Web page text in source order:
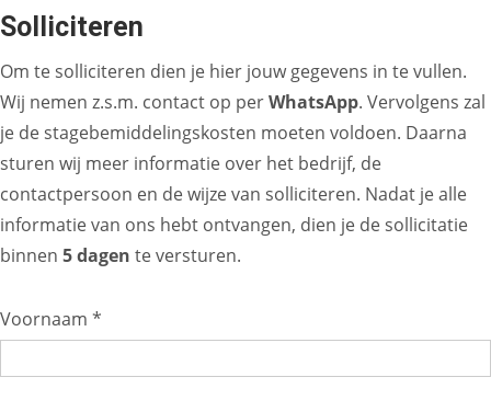
Solliciteren
Om te solliciteren dien je hier jouw gegevens in te vullen.
Wij nemen z.s.m. contact op perWhatsApp. Vervolgens zal
je de stagebemiddelingskosten moeten voldoen. Daarna
sturen wij meer informatie over het bedrijf, de
contactpersoon en de wijze van solliciteren. Nadat je alle
informatie van ons hebt ontvangen, dien je de sollicitatie
binnen 5 dagen te versturen.
Voornaam *